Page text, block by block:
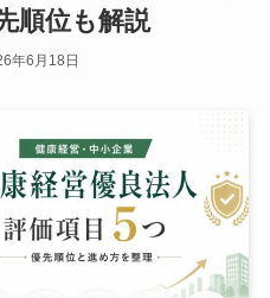
先順位も解説
年6月18日